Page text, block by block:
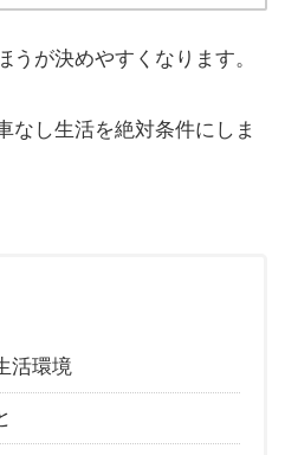
うが決めやすくなります。
なし生活を絶対条件にしま
活環境